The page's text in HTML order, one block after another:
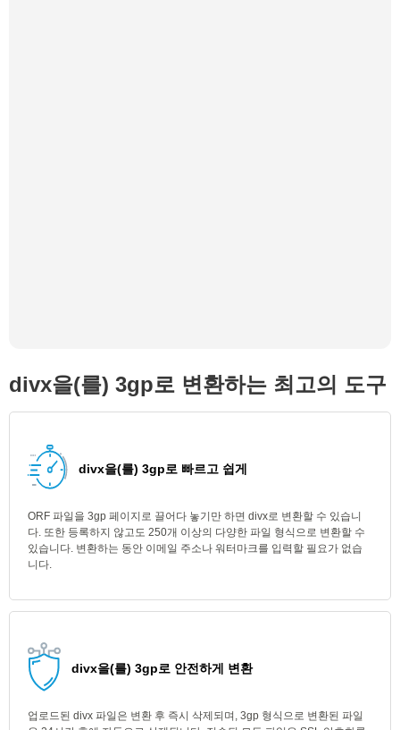
divx을(를) 3gp로 변환하는 최고의 도구
divx을(를) 3gp로 빠르고 쉽게
ORF 파일을 3gp 페이지로 끌어다 놓기만 하면 divx로 변환할 수 있습니
다. 또한 등록하지 않고도 250개 이상의 다양한 파일 형식으로 변환할 수
있습니다. 변환하는 동안 이메일 주소나 워터마크를 입력할 필요가 없습
니다.
divx을(를) 3gp로 안전하게 변환
업로드된 divx 파일은 변환 후 즉시 삭제되며, 3gp 형식으로 변환된 파일